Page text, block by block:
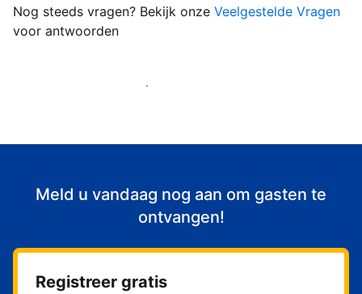
Nog steeds vragen? Bekijk onze Veelgestelde Vragen
voor antwoorden
Begin met het verwelkomen van gasten
Meld u vandaag nog aan om gasten te
ontvangen!
Registreer gratis